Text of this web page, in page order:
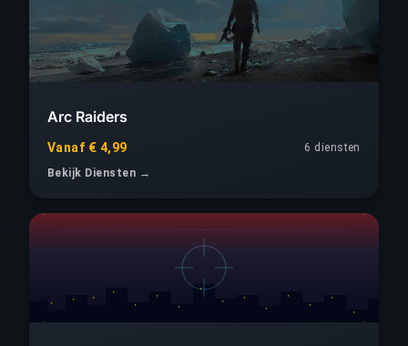
Arc Raiders
Vanaf € 4,99
6 diensten
Bekijk Diensten →